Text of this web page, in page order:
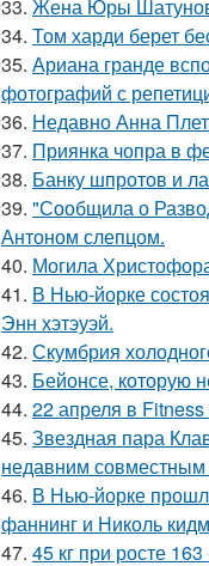
33. Жена Юры
34. Том харди берет
35. Ариана гранде
фотографий с
36. Недавно Анна
37. Приянка чопра в
38. Банку шпротов и
39. "Сообщила о
Антоном слепцом.
40. Могила
41. В Нью-йорке
Энн хэтэуэй.
42. Скумбрия
43. Бейонсе, которую
44. 22 апреля в
45. Звездная пара
недавним
46. В Нью-йорке
фаннинг и Николь
47. 45 кг при росте